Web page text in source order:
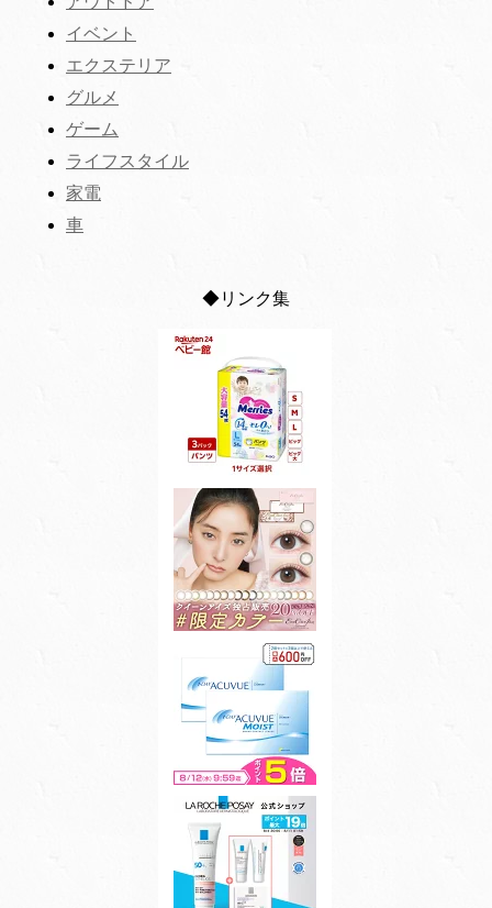
イベント
エクステリア
グルメ
ゲーム
ライフスタイル
家電
車
◆リンク集